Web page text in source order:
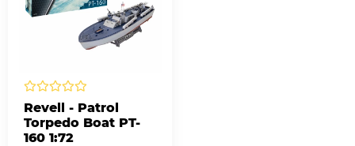
Revell - Patrol
Torpedo Boat PT-
160 1:72